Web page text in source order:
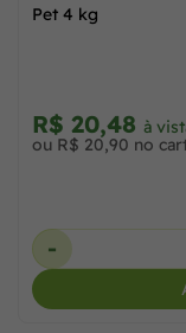
R$ 93,00 à
ou 3x de R$ 31,63
-